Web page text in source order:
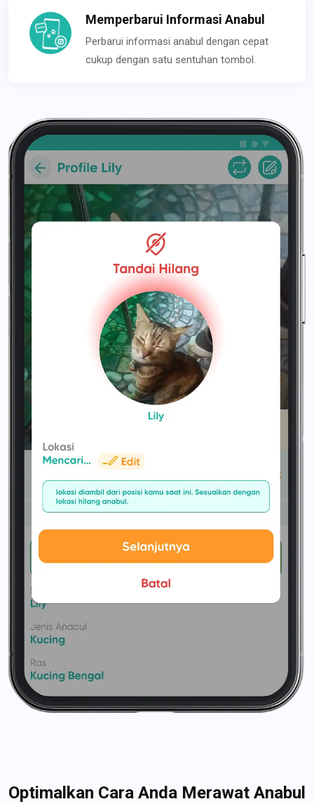
Memperbarui Informasi Anabul
Perbarui informasi anabul dengan cepat
cukup dengan satu sentuhan tombol.
Optimalkan Cara Anda Merawat Anabul